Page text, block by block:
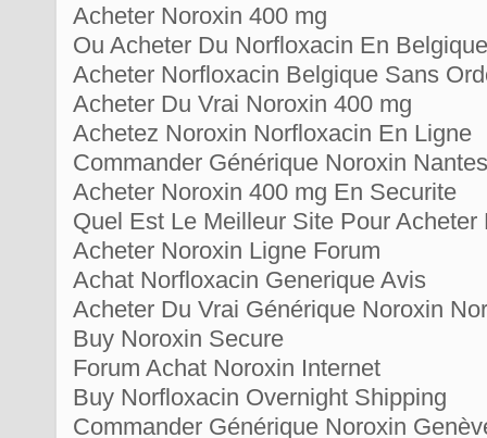
Acheter Noroxin 400 mg
Ou Acheter Du Norfloxacin En Belgique
Acheter Norfloxacin Belgique Sans
Acheter Du Vrai Noroxin 400 mg
Achetez Noroxin Norfloxacin En Ligne
Commander Générique Noroxin Nantes
Acheter Noroxin 400 mg En Securite
Quel Est Le Meilleur Site Pour
Acheter Noroxin Ligne Forum
Achat Norfloxacin Generique Avis
Acheter Du Vrai Générique Noroxin
Buy Noroxin Secure
Forum Achat Noroxin Internet
Buy Norfloxacin Overnight Shipping
Commander Générique Noroxin